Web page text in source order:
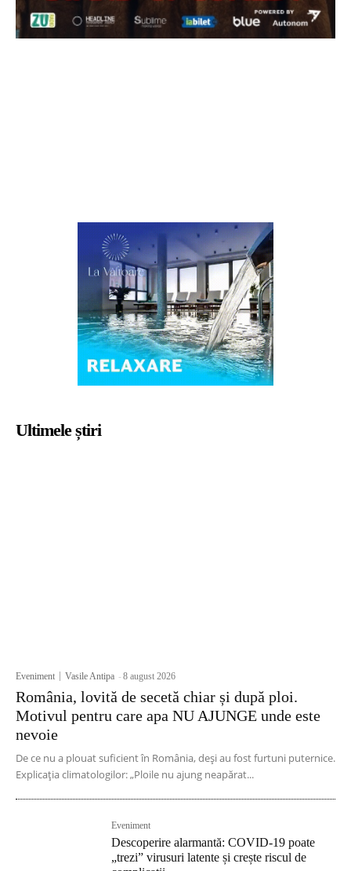
Ultimele știri
Eveniment Vasile Antipa -8 august 2026
România, lovită de secetă chiar și după ploi.
Motivul pentru care apa NU AJUNGE unde este
nevoie
De ce nu a plouat suficient în România, deși au fost furtuni puternice.
Explicația climatologilor: „Ploile nu ajung neapărat...
Eveniment
Descoperire alarmantă: COVID-19 poate
„trezi” virusuri latente și crește riscul de